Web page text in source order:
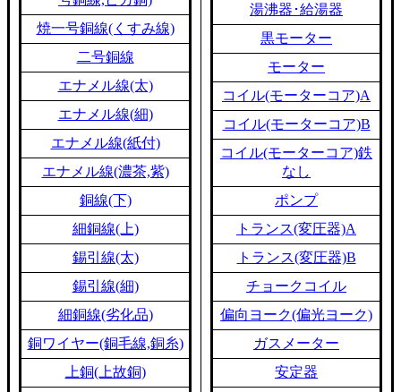
焼一号銅線(くすみ線)
二号銅線
エナメル線(太)
エナメル線(細)
エナメル線(紙付)
エナメル線(濃茶,紫)
銅線(下)
細銅線(上)
錫引線(太)
錫引線(細)
細銅線(劣化品)
銅ワイヤー(銅毛線,銅糸)
上銅(上故銅)
湯沸器･給湯器
黒モーター
モーター
コイル(モーターコア)A
コイル(モーターコア)B
コイル(モーターコア)鉄
なし
ポンプ
トランス(変圧器)A
トランス(変圧器)B
チョークコイル
偏向ヨーク(偏光ヨーク)
ガスメーター
安定器